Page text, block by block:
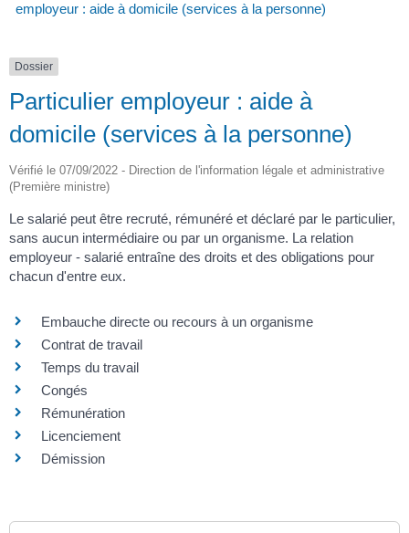
employeur : aide à domicile (services à la personne)
Dossier
Particulier employeur : aide à
domicile (services à la personne)
Vérifié le 07/09/2022 - Direction de l'information légale et administrative
(Première ministre)
Le salarié peut être recruté, rémunéré et déclaré par le particulier,
sans aucun intermédiaire ou par un organisme. La relation
employeur - salarié entraîne des droits et des obligations pour
chacun d'entre eux.
Embauche directe ou recours à un organisme
Contrat de travail
Temps du travail
Congés
Rémunération
Licenciement
Démission